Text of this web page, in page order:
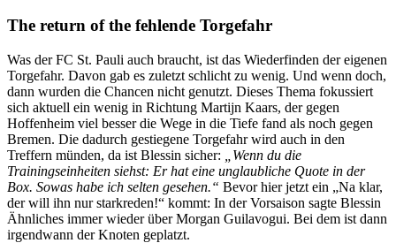
The return of the fehlende Torgefahr
Was der FC St. Pauli auch braucht, ist das Wiederfinden der eigenen
Torgefahr. Davon gab es zuletzt schlicht zu wenig. Und wenn doch,
dann wurden die Chancen nicht genutzt. Dieses Thema fokussiert
sich aktuell ein wenig in Richtung Martijn Kaars, der gegen
Hoffenheim viel besser die Wege in die Tiefe fand als noch gegen
Bremen. Die dadurch gestiegene Torgefahr wird auch in den
Treffern münden, da ist Blessin sicher:
„Wenn du die
Trainingseinheiten siehst: Er hat eine unglaubliche Quote in der
Box. Sowas habe ich selten gesehen.“ Bevor hier jetzt ein „Na klar,
der will ihn nur starkreden!“ kommt: In der Vorsaison sagte Blessin
Ähnliches immer wieder über Morgan Guilavogui. Bei dem ist dann
irgendwann der Knoten geplatzt.